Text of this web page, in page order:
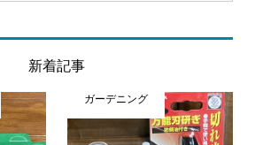
新着記事
ガーデニング